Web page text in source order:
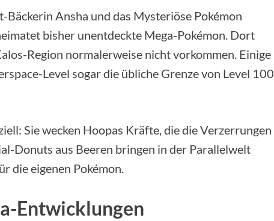
Ansha und das Mysteriöse Pokémon
bisher unentdeckte Mega-Pokémon. Dort
Region normalerweise nicht vorkommen. Einige
Level sogar die übliche Grenze von Level 100
Sie wecken Hoopas Kräfte, die die Verzerrungen
Donuts aus Beeren bringen in der Parallelwelt
die eigenen Pokémon.
Entwicklungen